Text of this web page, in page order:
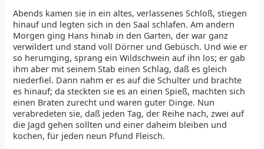
Abends kamen sie in ein altes, verlassenes Schloß, stiegen
hinauf und legten sich in den Saal schlafen. Am andern
Morgen ging Hans hinab in den Garten, der war ganz
verwildert und stand voll Dörner und Gebüsch. Und wie er
so herumging, sprang ein Wildschwein auf ihn los; er gab
ihm aber mit seinem Stab einen Schlag, daß es gleich
niederfiel. Dann nahm er es auf die Schulter und brachte
es hinauf; da steckten sie es an einen Spieß, machten sich
einen Braten zurecht und waren guter Dinge. Nun
verabredeten sie, daß jeden Tag, der Reihe nach, zwei auf
die Jagd gehen sollten und einer daheim bleiben und
kochen, für jeden neun Pfund Fleisch.